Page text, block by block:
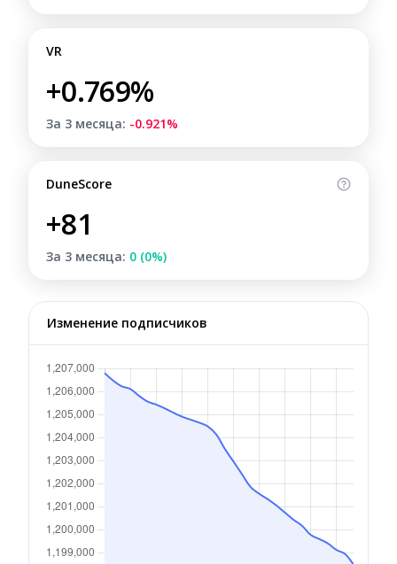
VR
+0.769%
За 3 месяца: -0.921%
DuneScore
+81
За 3 месяца: 0 (0%)
Изменение подписчиков